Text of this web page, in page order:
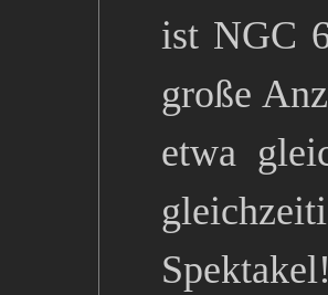
ist NGC
große
etwa